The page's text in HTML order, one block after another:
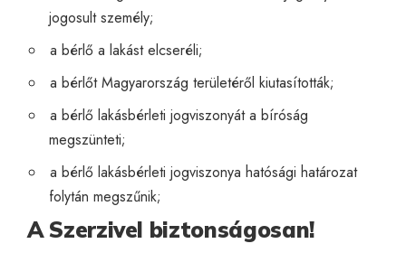
jogosult személy;
a bérlő a lakást elcseréli;
a bérlőt Magyarország területéről kiutasították;
a bérlő lakásbérleti jogviszonyát a bíróság
megszünteti;
a bérlő lakásbérleti jogviszonya hatósági határozat
folytán megszűnik;
A Szerzivel biztonságosan!